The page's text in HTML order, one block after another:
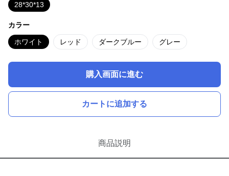
28*30*13
カラー
ホワイト レッド ダークブルー グレー
購入画面に進む
カートに追加する
商品説明